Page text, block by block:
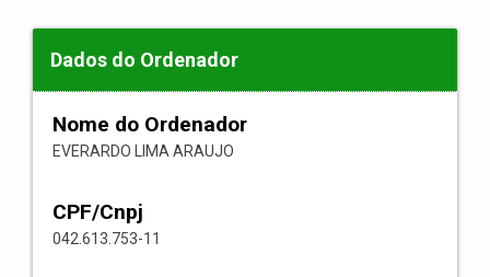
Dados do Ordenador
Nome do Ordenador
EVERARDO LIMA ARAUJO
CPF/Cnpj
042.613.753-11